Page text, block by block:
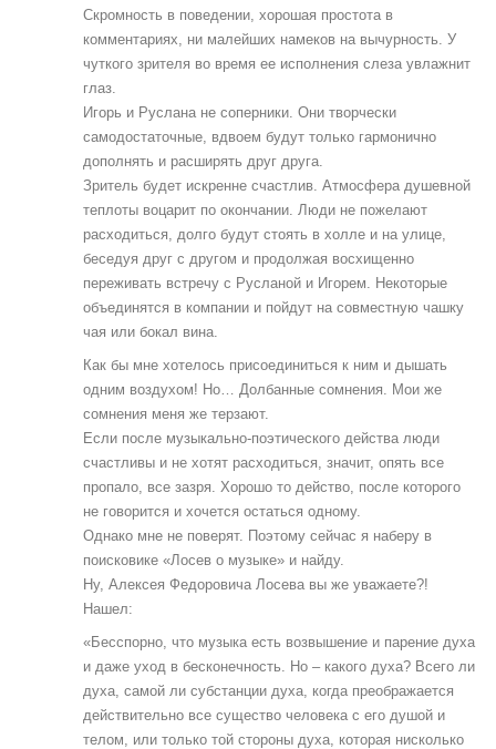
Скромность в поведении, хорошая простота в
комментариях, ни малейших намеков на вычурность. У
чуткого зрителя во время ее исполнения слеза увлажнит
глаз.
Игорь и Руслана не соперники. Они творчески
самодостаточные, вдвоем будут только гармонично
дополнять и расширять друг друга.
Зритель будет искренне счастлив. Атмосфера душевной
теплоты воцарит по окончании. Люди не пожелают
расходиться, долго будут стоять в холле и на улице,
беседуя друг с другом и продолжая восхищенно
переживать встречу с Русланой и Игорем. Некоторые
объединятся в компании и пойдут на совместную чашку
чая или бокал вина.
Как бы мне хотелось присоединиться к ним и дышать
одним воздухом! Но… Долбанные сомнения. Мои же
сомнения меня же терзают.
Если после музыкально-поэтического действа люди
счастливы и не хотят расходиться, значит, опять все
пропало, все зазря. Хорошо то действо, после которого
не говорится и хочется остаться одному.
Однако мне не поверят. Поэтому сейчас я наберу в
поисковике «Лосев о музыке» и найду.
Ну, Алексея Федоровича Лосева вы же уважаете?!
Нашел:
«Бесспорно, что музыка есть возвышение и парение духа
и даже уход в бесконечность. Но – какого духа? Всего ли
духа, самой ли субстанции духа, когда преображается
действительно все существо человека с его душой и
телом, или только той стороны духа, которая нисколько